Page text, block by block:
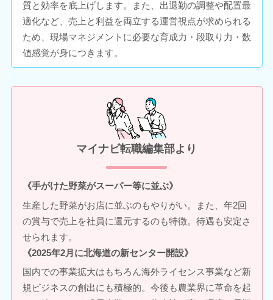
質と効率を底上げします。また、出退勤の調整や配置最
適化など、売上と利益を両立する運営視点が求められる
ため、現場マネジメントに必要な育成力・段取り力・数
値感覚が身につきます。
マイナビ転職編集部より
《手がけた野菜がスーパー等に並ぶ》
生産した野菜がお店に並ぶのもやりがい。また、年2回
の賞与で売上を社員に還元するのも特徴。待遇も安定さ
せられます。
《2025年2月に北海道の新センター開設》
国内での事業拡大はもちろん海外ライセンス事業など新
規ビジネスの創出にも積極的。今後も農業界に革命を起